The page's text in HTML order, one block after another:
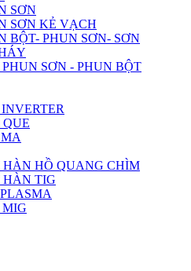
SƠN
SƠN KẺ VẠCH
BỘT- PHUN SƠN- SƠN
SƠN - PHUN BỘT
HỒ QUANG CHÌM
HÀN TIG